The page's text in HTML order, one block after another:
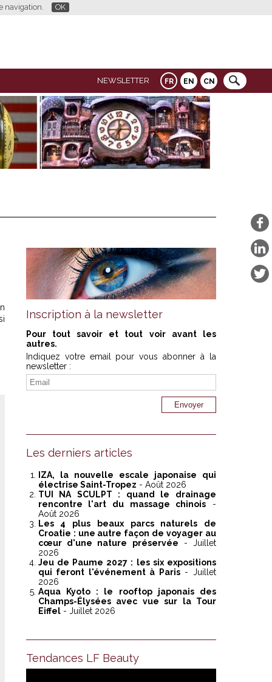
navigation. OK
FR EN CN
NEWSLETTER
Inscription à la newsletter
Pour tout savoir et tout voir avant les
autres.
Indiquez votre email pour vous abonner à la
newsletter :
Les derniers articles
IZA, la nouvelle escale japonaise qui
électrise Saint-Tropez - Août 2026
TUI NA SCULPT : quand le drainage
rencontre l'art du massage chinois -
Août 2026
Les 4 plus beaux parcs naturels de
Croatie : une autre façon de voyager au
cœur d'une nature préservée - Juillet
2026
Jeu de Paume 2027 : les six expositions
qui feront l'événement à Paris- Juillet
2026
Aqua Kyoto : le rooftop japonais des
Champs-Élysées avec vue sur la Tour
Eiffel- Juillet 2026
Tendances LF Beauty